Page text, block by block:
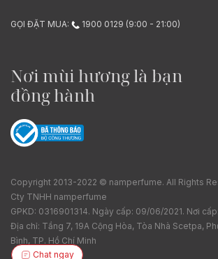
GỌI ĐẶT MUA: 1900 0129 (9:00 - 21:00)
Nơi mùi hương là bạn
đồng hành
Copyright 2013-2022 © namperfume. All Rights
Cty TNHH namperfume
GPKD: 0316901314. Ngày cấp: 09/06/2021. Nơi
Địa chỉ: Tầng 7, 19A Cộng Hòa, Tòa Nhà Scetpa,
Bình, TP. Hồ Chí Minh
Chat ngay